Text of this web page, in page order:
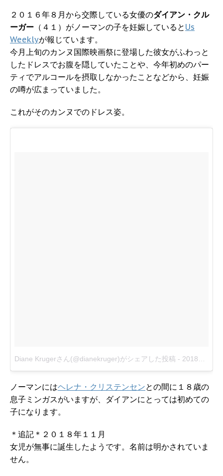
２０１６年８月から交際している女優のダイアン・クル
ーガー （４１）がノーマンの子を妊娠していると Us
Weeklyが報じています。
今月上旬のカンヌ国際映画祭に登場した彼女がふわっと
したドレスでお腹を隠していたことや、今年初めのパー
ティでアルコールを摂取しなかったことなどから、妊娠
の噂が広まっていました。
これがそのカンヌでのドレス姿。
Diane Krugerさん(@dianekruger)がシェアした投稿 - 2018年 5月月13日午後5時40分PDT
ノーマンにはヘレナ・クリステンセンとの間に１８歳の
息子ミンガスがいますが、ダイアンにとっては初めての
子になります。
＊追記＊２０１８年１１月
女児が無事に誕生したようです。名前は明かされていま
せん。